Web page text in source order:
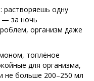
растворяешь одну
— за ночь
организм даже
топлёное
для организма,
не больше 200–250 мл